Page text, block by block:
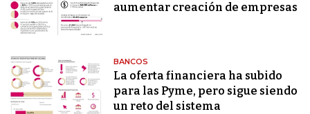
aumentar creación de empresas
BANCOS
La oferta financiera ha subido
para las Pyme, pero sigue siendo
un reto del sistema